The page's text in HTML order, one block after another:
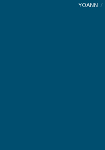
YOANN